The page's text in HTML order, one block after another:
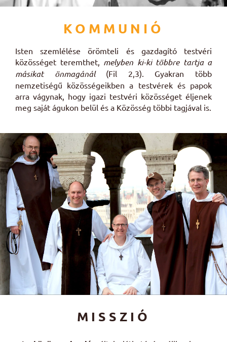
KOMMUNIÓ
Isten szemlélése örömteli és gazdagító testvéri
közösséget teremthet, melyben ki-ki többre tartja a
másikat önmagánál(Fil 2,3). Gyakran több
nemzetiségű közösségeikben a testvérek és papok
arra vágynak, hogy igazi testvéri közösséget éljenek
meg saját águkon belül és a Közösség többi tagjával is.
MISSZIÓ